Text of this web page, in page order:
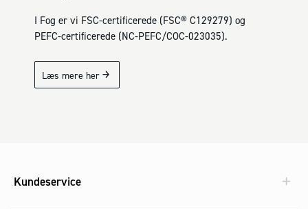
I Fog er vi FSC-certificerede (FSC® C129279) og
PEFC-certificerede (NC-PEFC/COC-023035).
Læs mere her
Kundeservice